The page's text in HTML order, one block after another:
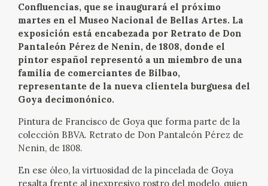
ACTUALIDAD
SALA DE PRENSA
BLOG CUADERNO ITALIANO
FRANCISCO DE GOYA
BIOGRAFÍA
Confluencias, que se inaugurará el próximo
martes en el Museo Nacional de Bellas Artes. La
exposición está encabezada por Retrato de Don
Pantaleón Pérez de Nenin, de 1808, donde el
pintor español representó a un miembro de una
familia de comerciantes de Bilbao,
representante de la nueva clientela burguesa del
Goya decimonónico.
Pintura de Francisco de Goya que forma parte de la
colección BBVA. Retrato de Don Pantaleón Pérez de
Nenin, de 1808.
En ese óleo, la virtuosidad de la pincelada de Goya
resalta frente al inexpresivo rostro del modelo, quien